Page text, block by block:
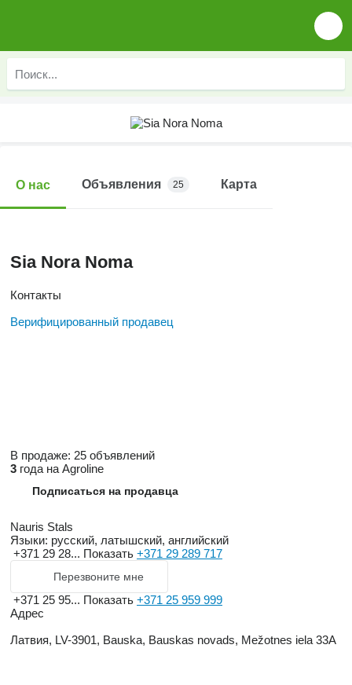
О нас Объявления 25 Карта
Sia Nora Noma
Контакты
Верифицированный продавец
В продаже: 25 объявлений
3 года на Agroline
Подписаться на продавца
Nauris Stals
Языки: русский, латышский, английский
+371 29 28... Показать +371 29 289 717
Перезвоните мне
+371 25 95... Показать +371 25 959 999
Адрес
Латвия, LV-3901, Bauska, Bauskas novads, Mežotnes iela 33A